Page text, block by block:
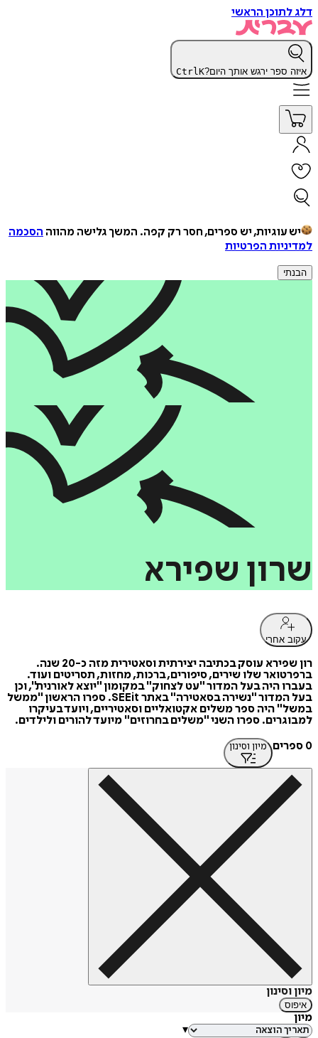
דלג לתוכן הראשי
איזה ספר ירגש אותך היום? CtrlK
יש עוגיות, יש ספרים, חסר רק קפה. המשך גלישה מהווה הסכמה
למדיניות הפרטיות
הבנתי
שרון שפירא
עקוב אחרי
רון שפירא עוסק בכתיבה יצירתית וסאטירית מזה כ-20 שנה.
ברפרטואר שלו שירים, סיפורים, ברכות, מחזות, תסריטים ועוד.
בעברו היה בעל המדור "עט לצחוק" במקומון "יוצא לאורנית", וכן
בעל המדור "נשירה בסאטירה" באתר SEEit. ספרו הראשון "ממשל
במשל" היה ספר משלים אקטואליים וסאטיריים, ויועד בעיקרו
למבוגרים. ספרו השני "משלים בחרוזים" מיועד להורים ולילדים.
0 ספרים
מיון וסינון
מיון וסינון
איפוס
מיון
▾